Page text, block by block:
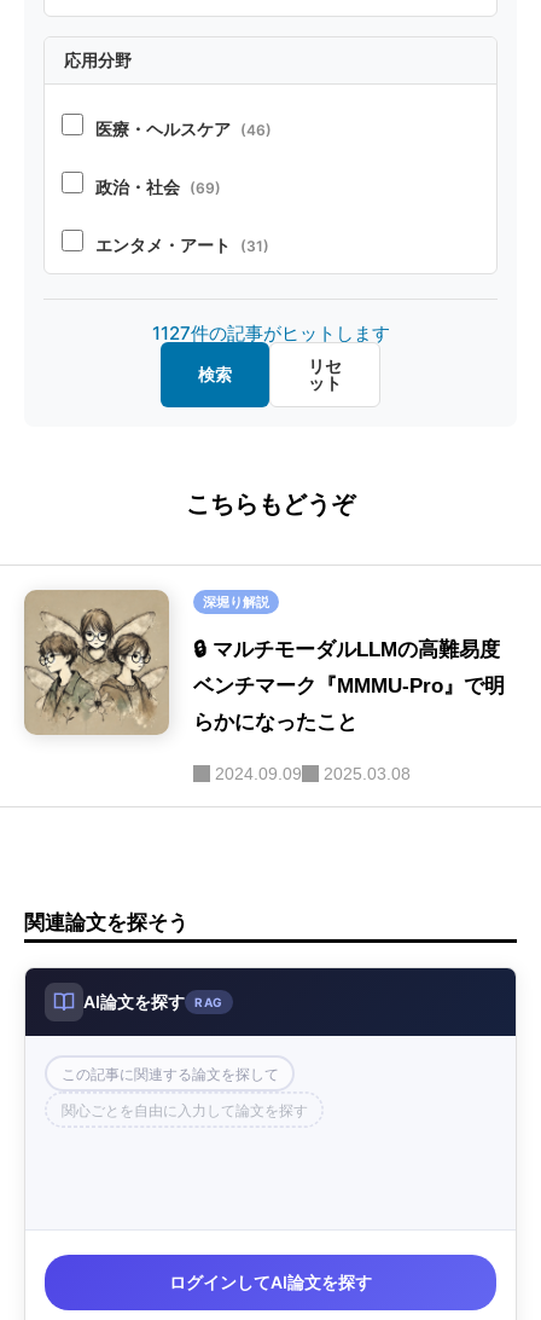
オープンソース (32)
マルチモーダル (26)
ハルシネーション (16)
セキュリティ (16)
画像生成
音声 (9)
LLM-as-a-Judge
応用分野
医療・ヘルスケア (46)
政治・社会 (69)
エンタメ・アート (31)
製造・デザイン (20)
(20)
1127件の記事がヒットします
検索
リセ
ット
こちらもどうぞ
深堀り解説
🔒 マルチモーダルLLMの高難易度
ベンチマーク『MMMU-Pro』で明
らかになったこと
2024.09.09 2025.03.08
関連論文を探そう
AI論文を探す RAG
この記事に関連する論文を探して
関心ごとを自由に入力して論文を探す
ログインしてAI論文を探す